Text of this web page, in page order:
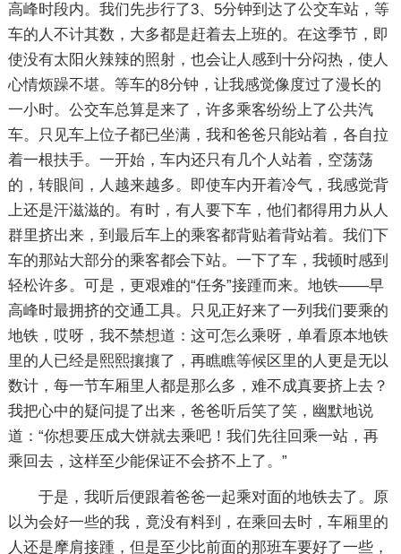
高峰时段内。我们先步行了3、5分钟到达了公交车站，等
车的人不计其数，大多都是赶着去上班的。在这季节，即
使没有太阳火辣辣的照射，也会让人感到十分闷热，使人
心情烦躁不堪。等车的8分钟，让我感觉像度过了漫长的
一小时。公交车总算是来了，许多乘客纷纷上了公共汽
车。只见车上位子都已坐满，我和爸爸只能站着，各自拉
着一根扶手。一开始，车内还只有几个人站着，空荡荡
的，转眼间，人越来越多。即使车内开着冷气，我感觉背
上还是汗滋滋的。有时，有人要下车，他们都得用力从人
群里挤出来，到最后车上的乘客都背贴着背站着。我们下
车的那站大部分的乘客都会下站。一下了车，我顿时感到
轻松许多。可是，更艰难的“任务”接踵而来。地铁——早
高峰时最拥挤的交通工具。只见正好来了一列我们要乘的
地铁，哎呀，我不禁想道：这可怎么乘呀，单看原本地铁
里的人已经是熙熙攘攘了，再瞧瞧等候区里的人更是无以
数计，每一节车厢里人都是那么多，难不成真要挤上去？
我把心中的疑问提了出来，爸爸听后笑了笑，幽默地说
道：“你想要压成大饼就去乘吧！我们先往回乘一站，再
乘回去，这样至少能保证不会挤不上了。”
于是，我听后便跟着爸爸一起乘对面的地铁去了。原
以为会好一些的我，竟没有料到，在乘回去时，车厢里的
人还是摩肩接踵，但是至少比前面的那班车要好了一些，